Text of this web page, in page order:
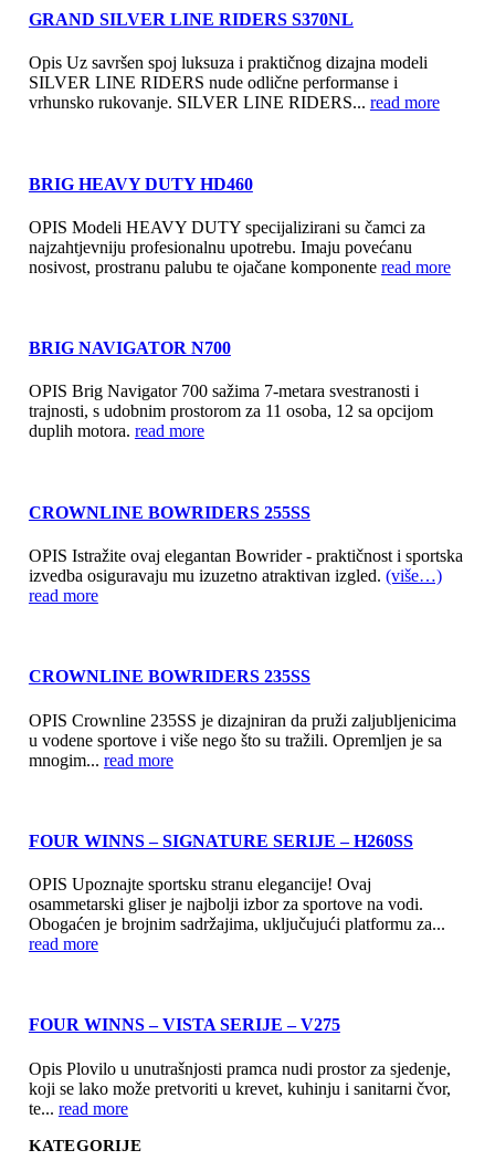
GRAND SILVER LINE RIDERS S370NL
Opis Uz savršen spoj luksuza i praktičnog dizajna modeli
SILVER LINE RIDERS nude odlične performanse i
vrhunsko rukovanje. SILVER LINE RIDERS... read more
BRIG HEAVY DUTY HD460
OPIS Modeli HEAVY DUTY specijalizirani su čamci za
najzahtjevniju profesionalnu upotrebu. Imaju povećanu
nosivost, prostranu palubu te ojačane komponente read more
BRIG NAVIGATOR N700
OPIS Brig Navigator 700 sažima 7-metara svestranosti i
trajnosti, s udobnim prostorom za 11 osoba, 12 sa opcijom
duplih motora. read more
CROWNLINE BOWRIDERS 255SS
OPIS Istražite ovaj elegantan Bowrider - praktičnost i sportska
izvedba osiguravaju mu izuzetno atraktivan izgled. (više…)
read more
CROWNLINE BOWRIDERS 235SS
OPIS Crownline 235SS je dizajniran da pruži zaljubljenicima
u vodene sportove i više nego što su tražili. Opremljen je sa
mnogim... read more
FOUR WINNS – SIGNATURE SERIJE – H260SS
OPIS Upoznajte sportsku stranu elegancije! Ovaj
osammetarski gliser je najbolji izbor za sportove na vodi.
Obogaćen je brojnim sadržajima, uključujući platformu za...
read more
FOUR WINNS – VISTA SERIJE – V275
Opis Plovilo u unutrašnjosti pramca nudi prostor za sjedenje,
koji se lako može pretvoriti u krevet, kuhinju i sanitarni čvor,
te... read more
KATEGORIJE